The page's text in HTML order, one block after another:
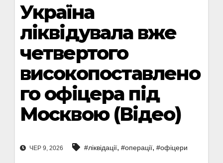
Україна
ліквідувала вже
четвертого
високопоставлено
го офіцера під
Москвою (Відео)
ЧЕР 9, 2026 #ліквідації, #операції, #офіцери